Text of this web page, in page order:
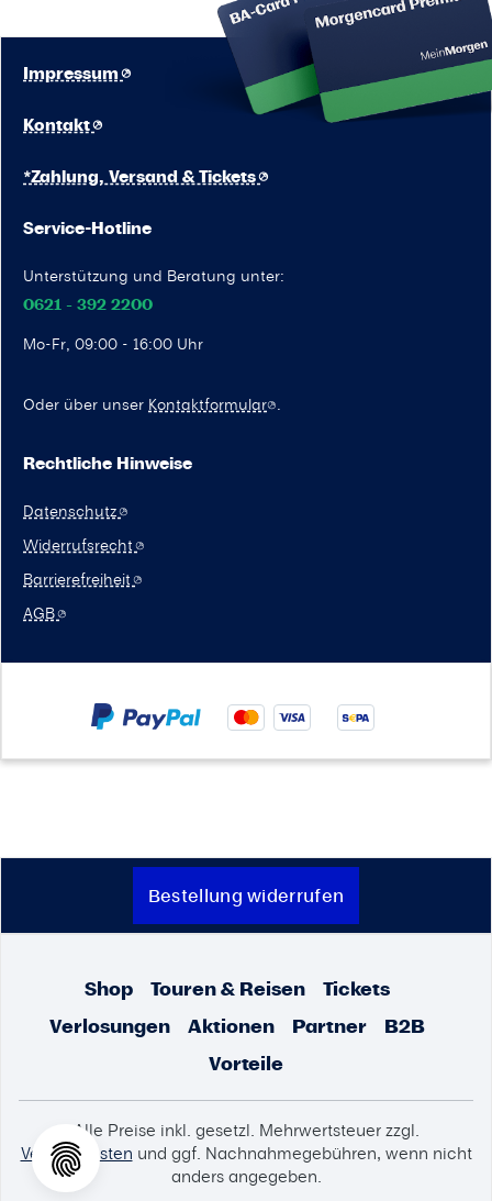
Service-Hotline
Unterstützung und Beratung unter:
0621 - 392 2200
Mo-Fr, 09:00 - 16:00 Uhr
Oder über unser Kontaktformular .
Kontakt
Impressum
*Zahlung, Versand & Tickets
Rechtliche Hinweise
Datenschutz
Widerrufsrecht
Barrierefreiheit
AGB
Bestellung widerrufen
Shop Touren & Reisen
Tickets
Verlosungen
Aktionen Partner
B2B
Vorteile
Alle Preise inkl. gesetzl. Mehrwertsteuer zzgl.
Versandkosten und ggf. Nachnahmegebühren, wenn nicht
anders angegeben.